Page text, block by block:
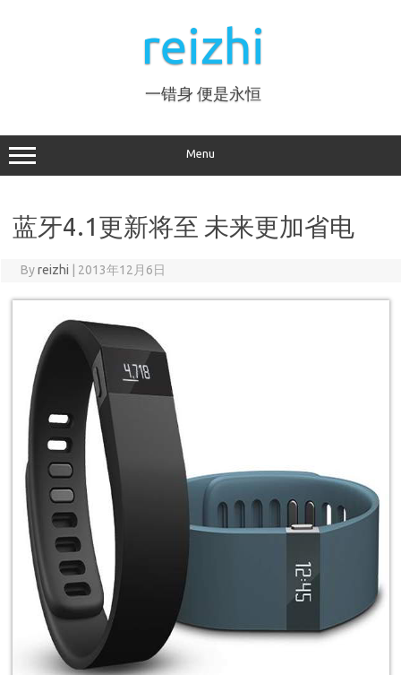
reizhi
一错身 便是永恒
Menu
蓝牙4.1更新将至 未来更加省电
Byreizhi 2013年12月6日